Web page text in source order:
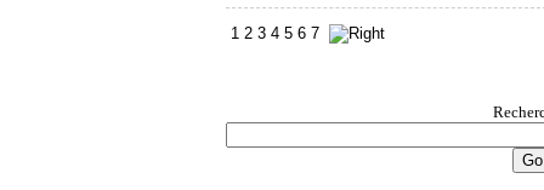
1 2 3 4 5 6 7